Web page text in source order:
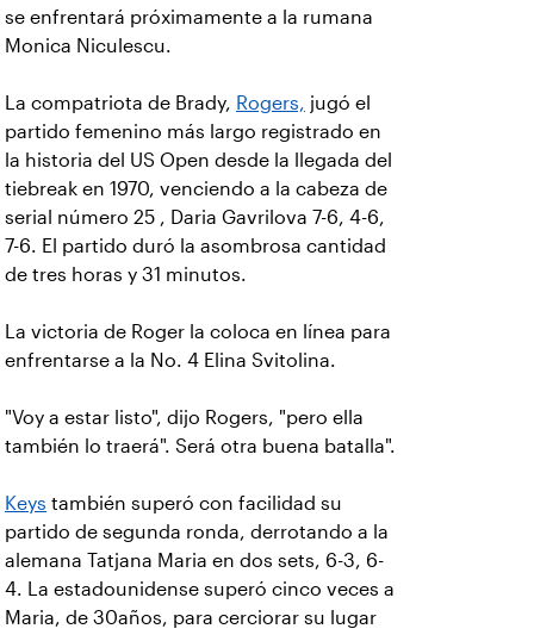
se enfrentará próximamente a la rumana
Monica Niculescu.
La compatriota de Brady, Rogers, jugó el
partido femenino más largo registrado en
la historia del US Open desde la llegada del
tiebreak en 1970, venciendo a la cabeza de
serial número 25 , Daria Gavrilova 7-6, 4-6,
7-6. El partido duró la asombrosa cantidad
de tres horas y 31 minutos.
La victoria de Roger la coloca en línea para
enfrentarse a la No. 4 Elina Svitolina.
"Voy a estar listo", dijo Rogers, "pero ella
también lo traerá". Será otra buena batalla".
Keys también superó con facilidad su
partido de segunda ronda, derrotando a la
alemana Tatjana Maria en dos sets, 6-3, 6-
4. La estadounidense superó cinco veces a
Maria, de 30años, para cerciorar su lugar